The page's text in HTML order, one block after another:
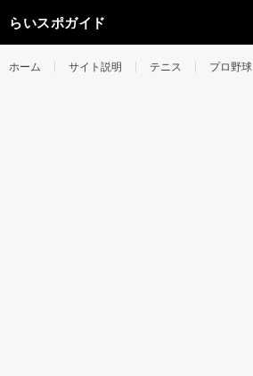
らいスポガイド
ホーム サイト説明 テニス プロ野球